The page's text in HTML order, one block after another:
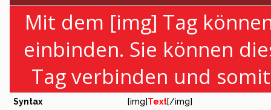
Mit dem [img] Tag
einbinden. Sie können
Tag verbinden und
Syntax [img]Text[/img]